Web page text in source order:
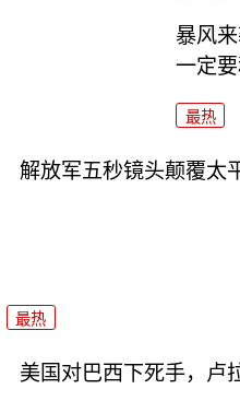
暴风
一定
最热
解放军五秒镜头颠覆太
最热
美国对巴西下死手，卢